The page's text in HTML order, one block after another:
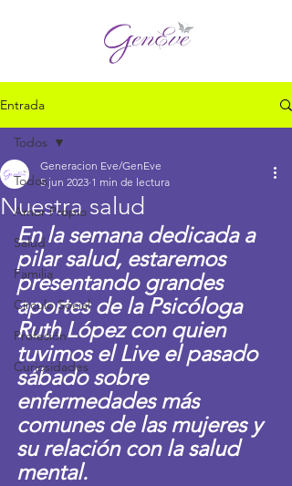
Entrada
Todos
Amor Propio
Salud
Familia
Círculo Social
Profesión
Curiosidades
Todos
Nuestra salud
Generacion Eve/GenEve
5 jun 2023 1 min de lectura
En la semana dedicada a
pilar salud, estaremos
presentando grandes
aportes de la Psicóloga
Ruth López con quien
tuvimos el Live el pasado
sábado sobre
enfermedades más
comunes de las mujeres y
su relación con la salud
mental.